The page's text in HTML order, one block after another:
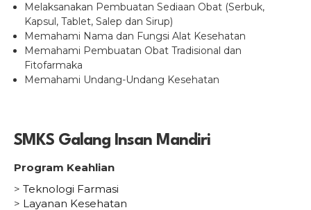
Melaksanakan Pembuatan Sediaan Obat (Serbuk,
Kapsul, Tablet, Salep dan Sirup)
Memahami Nama dan Fungsi Alat Kesehatan
Memahami Pembuatan Obat Tradisional dan
Fitofarmaka
Memahami Undang-Undang Kesehatan
SMKS Galang Insan Mandiri
Program Keahlian
> Teknologi Farmasi
> Layanan Kesehatan